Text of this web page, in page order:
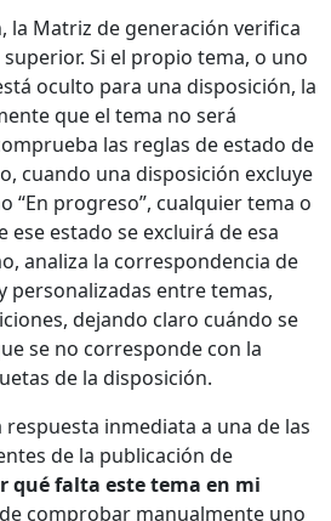
la Matriz de generación verifica
Si el propio tema, o uno
oculto para una disposición, la
que el tema no será
las reglas de estado de
cuando una disposición excluye
“En progreso”, cualquier tema o
estado se excluirá de esa
analiza la correspondencia de
personalizadas entre temas,
dejando claro cuándo se
se no corresponde con la
de la disposición.
inmediata a una de las
de la publicación de
qué falta este tema en mi
comprobar manualmente uno